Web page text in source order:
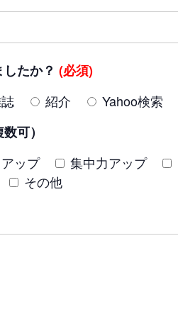
たか？ (必須)
紹介 Yahoo検索
可）
ップ 集中力アップ
その他